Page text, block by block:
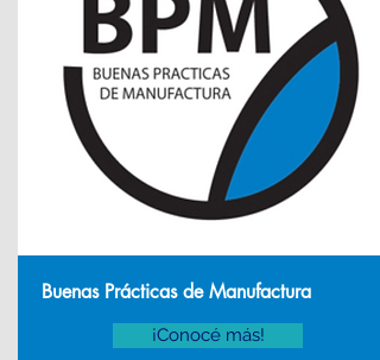
Buenas Prácticas de Manufactura
¡Conocé más!